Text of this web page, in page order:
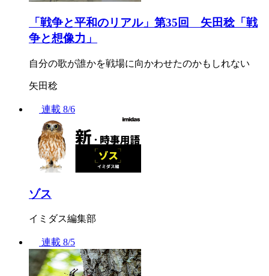
「戦争と平和のリアル」第35回 矢田稔「戦
争と想像力」
自分の歌が誰かを戦場に向かわせたのかもしれない
矢田稔
連載 8/6
ゾス
イミダス編集部
連載 8/5